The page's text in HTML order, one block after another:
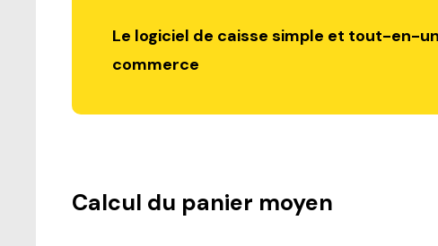
Le logiciel de caisse simple et tout-en-
commerce
Calcul du panier moyen